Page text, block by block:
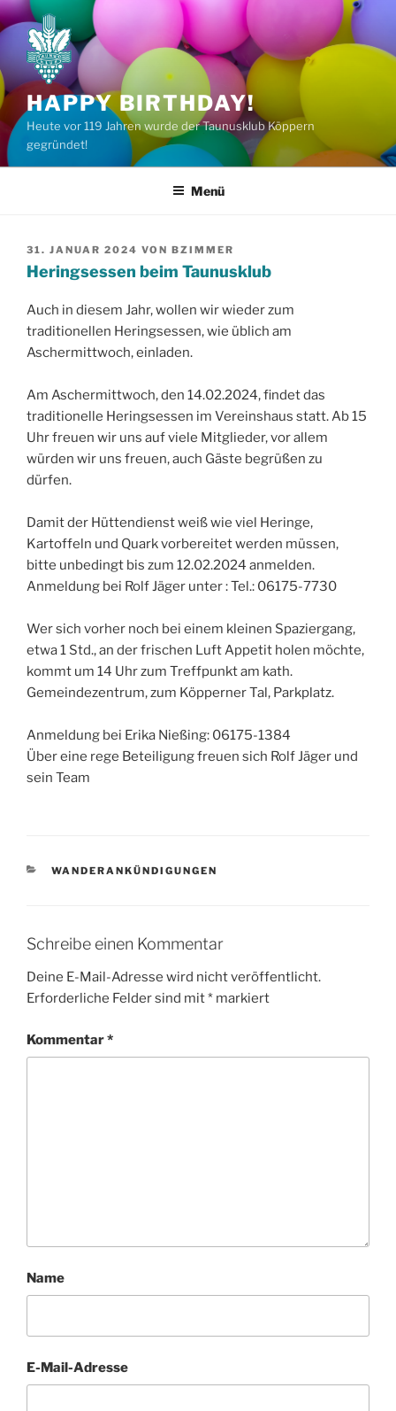
Zum
Inhalt
springen
HAPPY BIRTHDAY!
Heute vor 119 Jahren wurde der Taunusklub Köppern
gegründet!
Menü
VERÖFFENTLICHT
AM
31. JANUAR 2024 VON BZIMMER
Heringsessen beim Taunusklub
Auch in diesem Jahr, wollen wir wieder zum
traditionellen Heringsessen, wie üblich am
Aschermittwoch, einladen.
Am Aschermittwoch, den 14.02.2024, findet das
traditionelle Heringsessen im Vereinshaus statt. Ab 15
Uhr freuen wir uns auf viele Mitglieder, vor allem
würden wir uns freuen, auch Gäste begrüßen zu
dürfen.
Damit der Hüttendienst weiß wie viel Heringe,
Kartoffeln und Quark vorbereitet werden müssen,
bitte unbedingt bis zum 12.02.2024 anmelden.
Anmeldung bei Rolf Jäger unter : Tel.: 06175-7730
Wer sich vorher noch bei einem kleinen Spaziergang,
etwa 1 Std., an der frischen Luft Appetit holen möchte,
kommt um 14 Uhr zum Treffpunkt am kath.
Gemeindezentrum, zum Köpperner Tal, Parkplatz.
Anmeldung bei Erika Nießing: 06175-1384
Über eine rege Beteiligung freuen sich Rolf Jäger und
sein Team
KATEGORIEN
WANDERANKÜNDIGUNGEN
Schreibe einen Kommentar
Deine E-Mail-Adresse wird nicht veröffentlicht.
Erforderliche Felder sind mit* markiert
Kommentar*
Name
E-Mail-Adresse